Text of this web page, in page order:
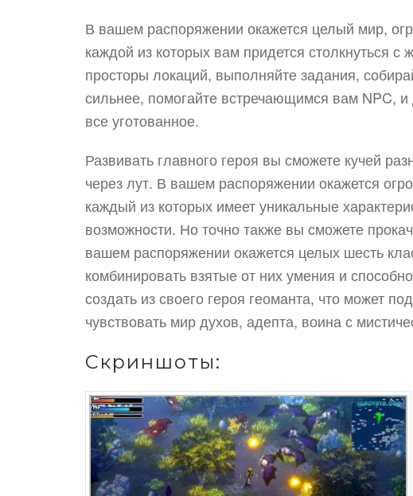
В вашем распоряжении окажется целый мир,
каждой из которых вам придется столкнуться
просторы локаций, выполняйте задания,
сильнее, помогайте встречающимся вам NPC,
все уготованное.
Развивать главного героя вы сможете кучей
через лут. В вашем распоряжении окажется
каждый из которых имеет уникальные
возможности. Но точно также вы сможете
вашем распоряжении окажется целых шесть
комбинировать взятые от них умения и
создать из своего героя геоманта, что может
чувствовать мир духов, адепта, воина с
Скриншоты: